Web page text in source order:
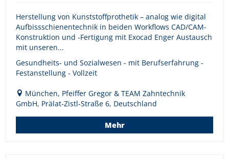
Herstellung von Kunststoffprothetik – analog wie digital
Aufbissschienentechnik in beiden Workflows CAD/CAM-
Konstruktion und -Fertigung mit Exocad Enger Austausch
mit unseren...
Gesundheits- und Sozialwesen - mit Berufserfahrung -
Festanstellung - Vollzeit
München, Pfeiffer Gregor & TEAM Zahntechnik
GmbH, Prälat-Zistl-Straße 6, Deutschland
Mehr